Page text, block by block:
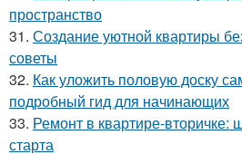
пространство
31. Создание уютной квартиры
советы
32. Как уложить половую доску
подробный гид для начинающих
33. Ремонт в квартире-вторичке:
старта